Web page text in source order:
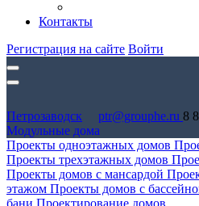
Контакты
Регистрация на сайте Войти
Петрозаводск ptr@grouphe.ru 8
Модульные дома
Проекты одноэтажных домов
Проекты трехэтажных домов
Проекты домов с мансардой
этажом Проекты домов с
бани Проектирование домов